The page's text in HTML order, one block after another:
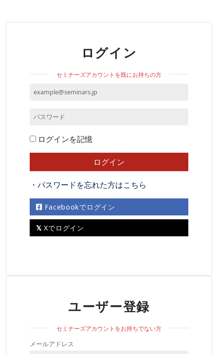
ログイン
セミナーズアカウントを既にお持ちの方
ログインを記憶
・パスワードを忘れた方はこちら
Facebookでログイン
Xでログイン
ユーザー登録
セミナーズアカウントをお持ちでない方
メールアドレス